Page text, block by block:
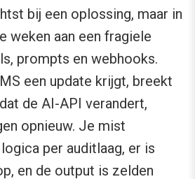
bij een oplossing, maar in
weken aan een fragiele
prompts en webhooks.
een update krijgt, breekt
de AI-API verandert,
opnieuw. Je mist
per auditlaag, er is
en de output is zelden